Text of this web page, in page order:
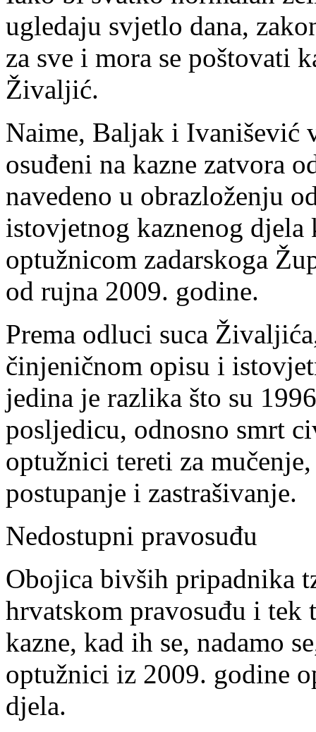
ugledaju svjetlo dana,
za sve i mora se poštovati
Živaljić.
Naime, Baljak i Ivanišević
osuđeni na kazne zatvora
navedeno u obrazloženju
istovjetnog kaznenog djela
optužnicom zadarskoga
od rujna 2009. godine.
Prema odluci suca
činjeničnom opisu i
jedina je razlika što su
posljedicu, odnosno smrt
optužnici tereti za
postupanje i zastrašivanje.
Nedostupni pravosuđu
Obojica bivših pripadnika
hrvatskom pravosuđu i
kazne, kad ih se, nadamo
optužnici iz 2009. godine
djela.